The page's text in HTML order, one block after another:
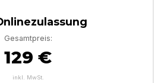
Gesamtpreis:
129 €
inkl. MwSt.